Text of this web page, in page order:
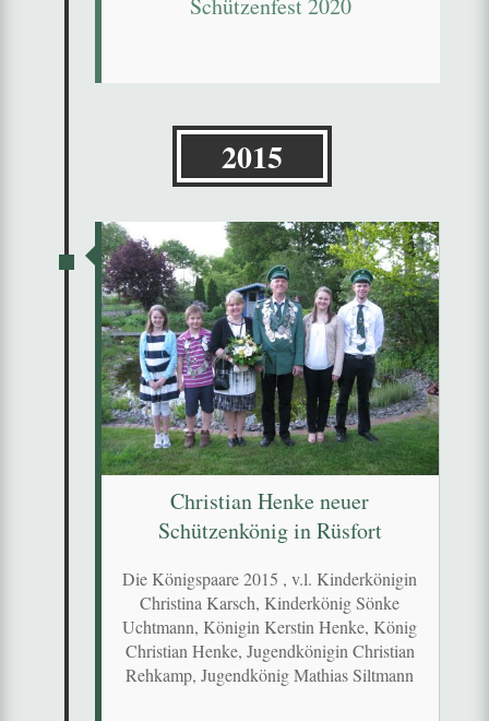
2015
Christian Henke neuer
Schützenkönig in Rüsfort
Die Königspaare 2015 , v.l. Kinderkönigin
Christina Karsch, Kinderkönig Sönke
Uchtmann, Königin Kerstin Henke, König
Christian Henke, Jugendkönigin Christian
Rehkamp, Jugendkönig Mathias Siltmann